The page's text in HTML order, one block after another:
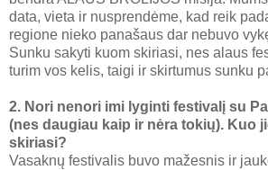
data, vieta ir nusprendėme, kad reik
regione nieko panašaus dar nebuvo
Sunku sakyti kuom skiriasi, nes alaus
turim vos kelis, taigi ir skirtumus sunku
2. Nori nenori imi lyginti festivalį su
(nes daugiau kaip ir nėra tokių). Kuo
skiriasi?
Vasaknų festivalis buvo mažesnis ir